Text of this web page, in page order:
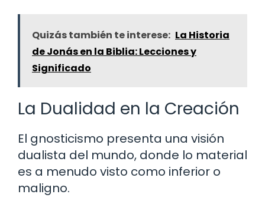
Quizás también te interese: La Historia
de Jonás en la Biblia: Lecciones y
Significado
La Dualidad en la Creación
El gnosticismo presenta una visión
dualista del mundo, donde lo material
es a menudo visto como inferior o
maligno.